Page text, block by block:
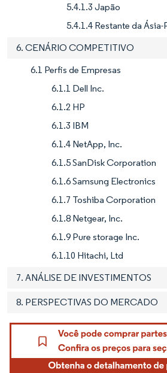
5.4.1.3 Japão
5.4.1.4 Restante da
6. CENÁRIO COMPETITIVO
6.1 Perfis de Empresas
6.1.1 Dell Inc.
6.1.2 HP
6.1.3 IBM
6.1.4 NetApp, Inc.
6.1.5 SanDisk Corporation
6.1.6 Samsung Electronics
6.1.7 Toshiba Corporation
6.1.8 Netgear, Inc.
6.1.9 Pure storage Inc.
6.1.10 Hitachi, Ltd
7. ANÁLISE DE INVESTIMENTOS
8. PERSPECTIVAS DO MERCADO